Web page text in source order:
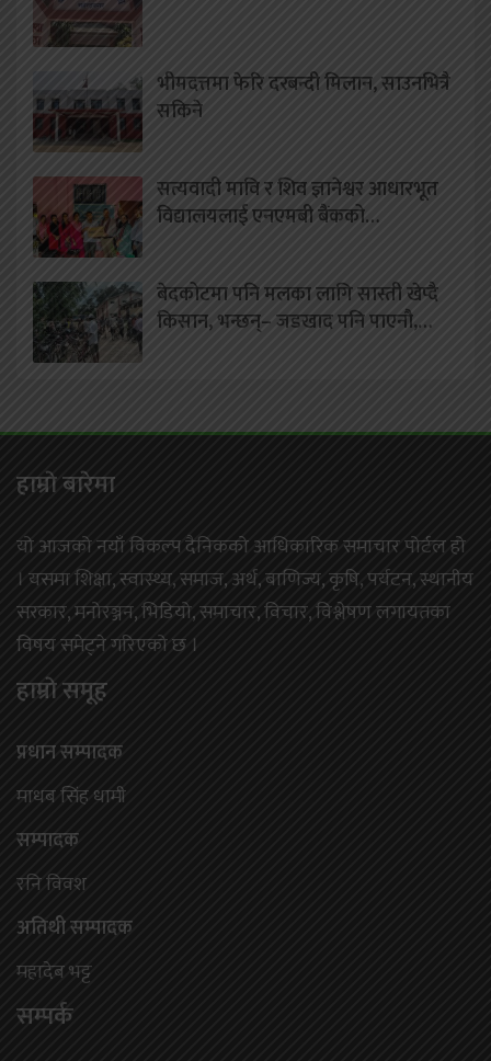
भीमदत्तमा फेरि दरबन्दी मिलान, साउनभित्रै
सकिने
सत्यवादी मावि र शिव ज्ञानेश्वर आधारभूत
विद्यालयलाई एनएमबी बैंकको…
बेदकोटमा पनि मलका लागि सास्ती खेप्दै
किसान, भन्छन्– जडखाद पनि पाएनौ,…
हाम्राे बारेमा
यो आजको नयाँ विकल्प दैनिकको आधिकारिक समाचार पोर्टल हो
। यसमा शिक्षा, स्वास्थ्य, समाज, अर्थ, बाणिज्य, कृषि, पर्यटन, स्थानीय
सरकार, मनोरञ्जन, भिडियो, समाचार, विचार, विश्लेषण लगायतका
विषय समेट्ने गरिएको छ ।
हाम्राे समूह
प्रधान सम्पादक
माधब सिंह धामी
सम्पादक
रनि विवश
अतिथी सम्पादक
महादेब भट्ट
सम्पर्क